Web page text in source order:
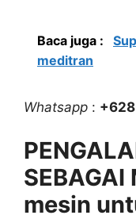
Baca juga :
meditran
Whatsapp :
mesin